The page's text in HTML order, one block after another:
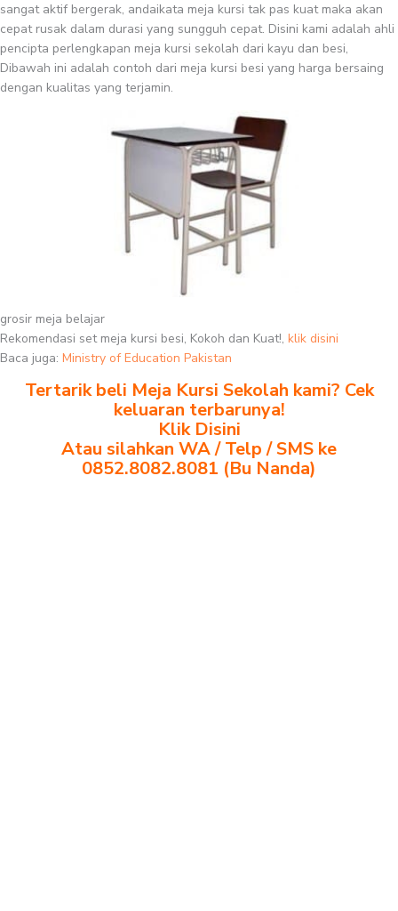
sangat aktif bergerak, andaikata meja kursi tak pas kuat maka akan
cepat rusak dalam durasi yang sungguh cepat. Disini kami adalah ahli
pencipta perlengkapan meja kursi sekolah dari kayu dan besi,
Dibawah ini adalah contoh dari meja kursi besi yang harga bersaing
dengan kualitas yang terjamin.
grosir meja belajar
Rekomendasi set meja kursi besi, Kokoh dan Kuat!, klik disini
Baca juga: Ministry of Education Pakistan
Tertarik beli Meja Kursi Sekolah kami? Cek
keluaran terbarunya!
Klik Disini
Atau silahkan WA / Telp / SMS ke
0852.8082.8081 (Bu Nanda)